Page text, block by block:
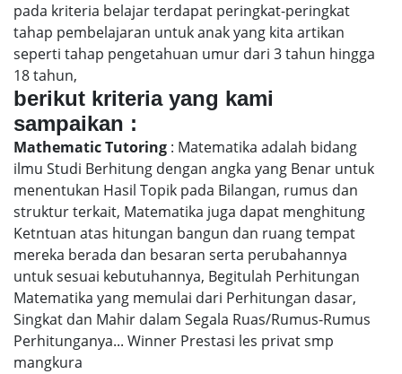
pada kriteria belajar terdapat peringkat-peringkat
tahap pembelajaran untuk anak yang kita artikan
seperti tahap pengetahuan umur dari 3 tahun hingga
18 tahun,
berikut kriteria yang kami
sampaikan :
Mathematic Tutoring : Matematika adalah bidang
ilmu Studi Berhitung dengan angka yang Benar untuk
menentukan Hasil Topik pada Bilangan, rumus dan
struktur terkait, Matematika juga dapat menghitung
Ketntuan atas hitungan bangun dan ruang tempat
mereka berada dan besaran serta perubahannya
untuk sesuai kebutuhannya, Begitulah Perhitungan
Matematika yang memulai dari Perhitungan dasar,
Singkat dan Mahir dalam Segala Ruas/Rumus-Rumus
Perhitunganya... Winner Prestasi les privat smp
mangkura